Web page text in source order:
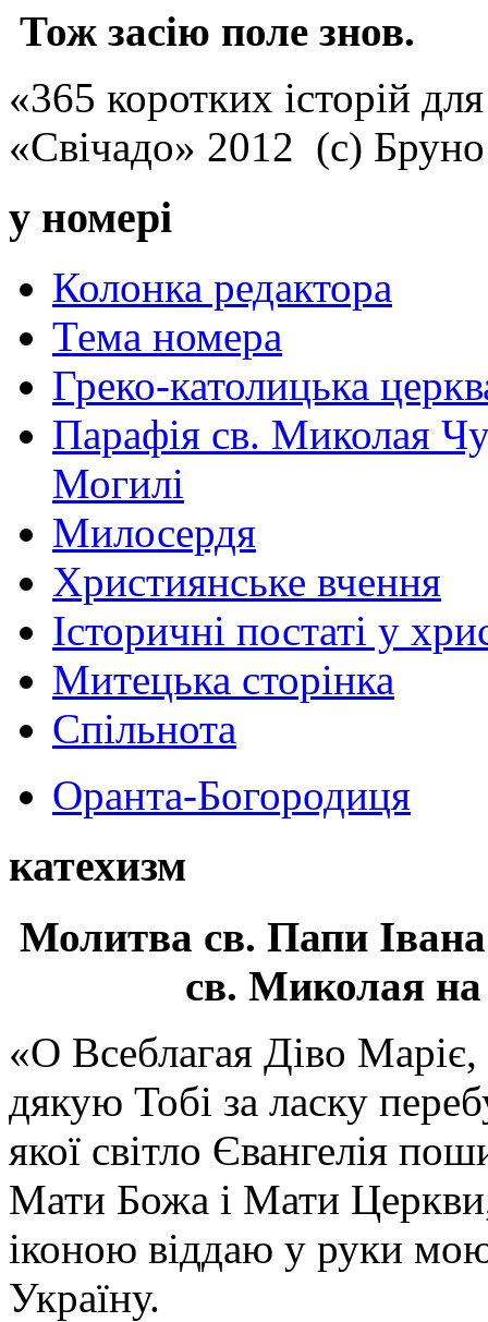
Тож засію поле знов.
«365 коротких історій
«Свічадо» 2012 (с)
у номері
Колонка редактора
Тема номера
Греко-католицька
Парафія св. Миколая
Могилі
Милосердя
Християнське вчення
Історичні постаті у
Митецька сторінка
Спільнота
Оранта-Богородиця
катехизм
Молитва св. Папи
св. Миколая на
«О Всеблагая Діво
дякую Тобі за ласку
якої світло Євангелія
Мати Божа і Мати
іконою віддаю у руки
Україну.